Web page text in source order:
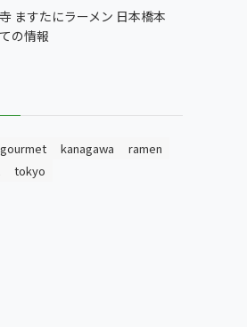
ますたにラーメン 日本橋本
の情報
gourmet kanagawa
ramen
tokyo